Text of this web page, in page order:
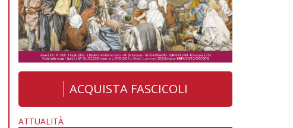
ACQUISTA FASCICOLI
ATTUALITÀ